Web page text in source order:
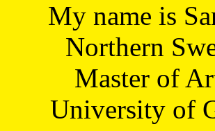
My name is
Northern
Master of
University of